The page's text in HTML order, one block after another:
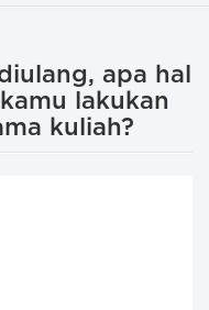
apa hal
lakukan
kuliah?